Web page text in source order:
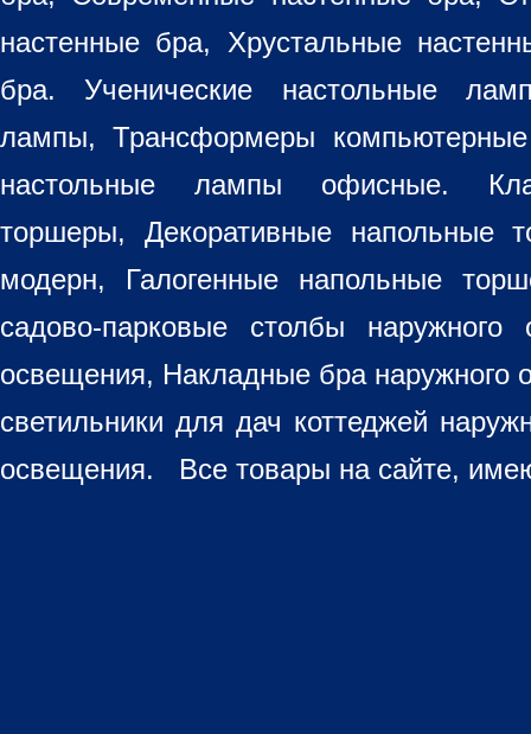
настенные бра, Хрустальные
бра. Ученические настольные
лампы, Трансформеры
настольные лампы офисные.
торшеры, Декоративные напольные
модерн, Галогенные напольные
садово-парковые столбы
освещения, Накладные бра наружного
светильники для дач коттеджей
освещения. Все товары на сайте,